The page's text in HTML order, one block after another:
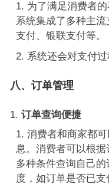
为了满足消费者
系统集成了多种主
支付、银联支付等。
系统还会对支付过
八、订单管理
订单查询便捷
消费者和商家都
息。消费者可以根
多种条件查询自己
度，如订单是否已